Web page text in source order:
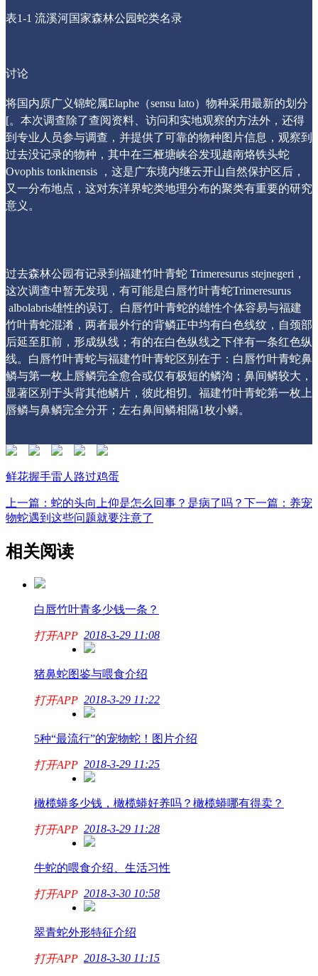
表1-1 流溪河国家森林公园蛇类名录
讨论
将国内原广义锦蛇属Elaphe（sensu lato）物种采用最新的划分
[。本次调查除了查阅资料、访问和实地观察的方法外，还得
到专业人员参与调查，并提供了可靠的物种图片信息，观察到
过去没记录的物种，其中在三桠塘峡谷发现越南烙铁头蛇
Ovophis tonkinensis ，这是广东境内继云开山自然保护区后，
又一分布地点，这对东洋界蛇类地理分布的聚类有重要的研究
意义。
过去森林公园有记录到福建竹叶青蛇 Trimeresurus stejnegeri，
这次调查中暂无发现，有可能是白唇竹叶青蛇Trimeresurus
albolabris雄性的误订。白唇竹叶青蛇的雄性个体容易与福建
竹叶青蛇混淆，两者最外行的背鳞正中均有白色线纹，自颈部
后延至肛前，形成纵线；有的在白色纵线之下伴有一条红色纵
线。白唇竹叶青蛇与福建竹叶青蛇区别在于：白唇竹叶青蛇鼻
鳞与第一枚上唇鳞完全愈合或仅有极短的鳞沟；鼻间鳞较大，
显著区别于头背其他鳞片，彼此相切。福建竹叶青蛇第一枚上
唇鳞与鼻鳞完全分开；左右鼻间鳞相隔1枚小鳞。
鲜花握手雷人 路过鸡蛋
上一篇：蛇的头向上仰是怎么回事？是病了吗？ 下一篇：养宠
物蛇遇到这些问题就要注意了
相关阅读
白唇竹叶青多少钱一条？
2018-3-29 11:08
打开APP
猪鼻蛇图鉴与喂食介绍
2018-3-29 11:22
打开APP
5种“最流行”的宠物蛇！图片介绍
2018-3-29 11:25
打开APP
橄榄蟒多少钱，橄榄蟒好养吗？橄榄蟒哪有得卖？
2018-3-29 11:28
打开APP
牛蛇的喂食介绍、生活习性
2018-3-30 10:58
打开APP
翠青蛇外形特征介绍
2018-3-30 11:15
打开APP